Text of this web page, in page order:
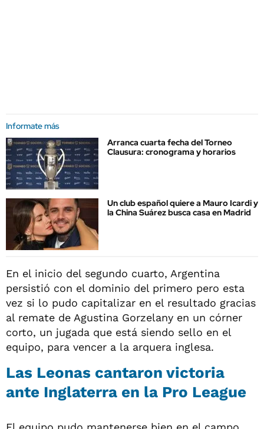
Informate más
Arranca cuarta fecha del Torneo
Clausura: cronograma y horarios
Un club español quiere a Mauro Icardi y
la China Suárez busca casa en Madrid
En el inicio del segundo cuarto, Argentina
persistió con el dominio del primero pero esta
vez si lo pudo capitalizar en el resultado gracias
al remate de Agustina Gorzelany en un córner
corto, un jugada que está siendo sello en el
equipo, para vencer a la arquera inglesa.
Las Leonas cantaron victoria
ante Inglaterra en la Pro League